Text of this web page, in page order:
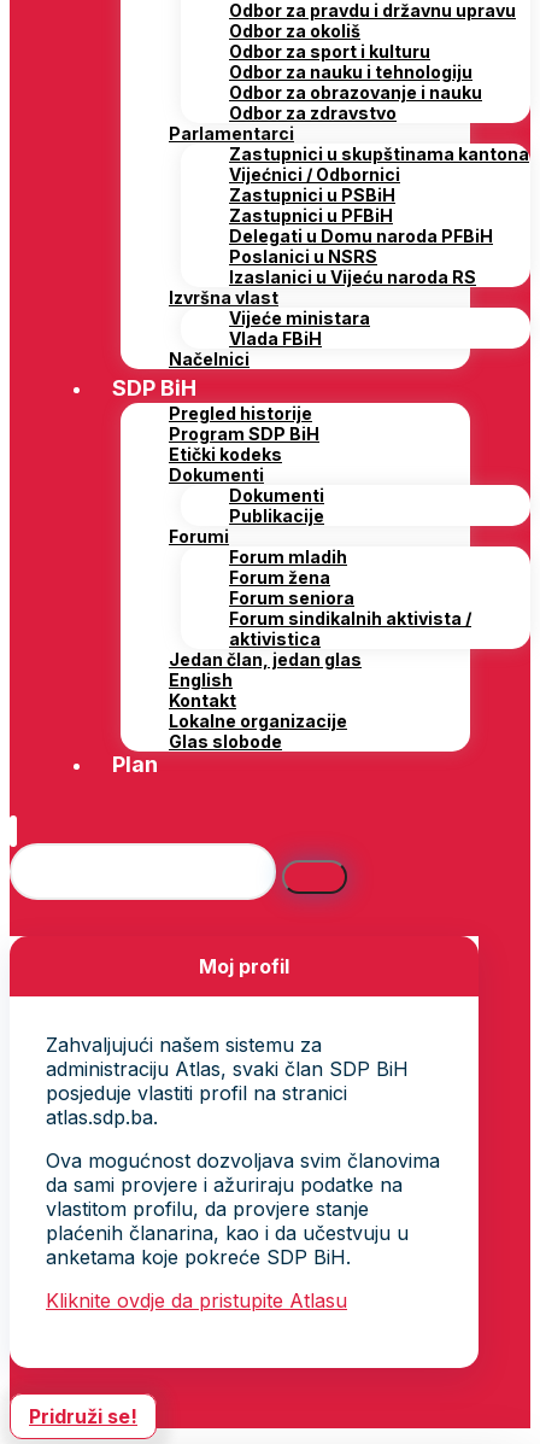
Odbor za pravdu i državnu upravu
Odbor za okoliš
Odbor za sport i kulturu
Odbor za nauku i tehnologiju
Odbor za obrazovanje i nauku
Odbor za zdravstvo
Parlamentarci
Zastupnici u skupštinama kantona
Vijećnici / Odbornici
Zastupnici u PSBiH
Zastupnici u PFBiH
Delegati u Domu naroda PFBiH
Poslanici u NSRS
Izaslanici u Vijeću naroda RS
Izvršna vlast
Vijeće ministara
Vlada FBiH
Načelnici
SDP BiH
Pregled historije
Program SDP BiH
Etički kodeks
Dokumenti
Dokumenti
Publikacije
Forumi
Forum mladih
Forum žena
Forum seniora
Forum sindikalnih aktivista /
aktivistica
Jedan član, jedan glas
English
Kontakt
Lokalne organizacije
Glas slobode
Plan
Moj profil
Zahvaljujući našem sistemu za
administraciju Atlas, svaki član SDP BiH
posjeduje vlastiti profil na stranici
atlas.sdp.ba.
Ova mogućnost dozvoljava svim članovima
da sami provjere i ažuriraju podatke na
vlastitom profilu, da provjere stanje
plaćenih članarina, kao i da učestvuju u
anketama koje pokreće SDP BiH.
Kliknite ovdje da pristupite Atlasu
Pridruži se!